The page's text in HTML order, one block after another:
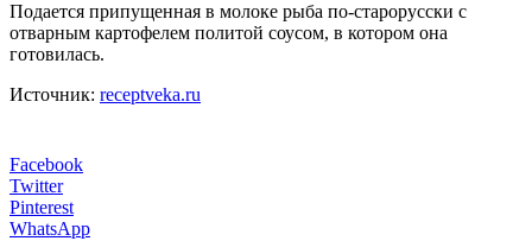
Подается припущенная в молоке рыба по-старорусски с
отварным картофелем политой соусом, в котором она
готовилась.
Источник: receptveka.ru
Facebook
Twitter
Pinterest
WhatsApp